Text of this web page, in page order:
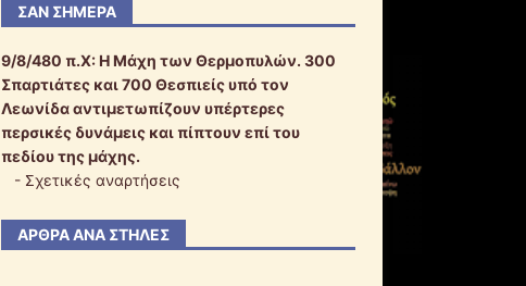
ΣΑΝ ΣΉΜΕΡΑ
9/8/480 π.Χ:Η Μάχη των Θερμοπυλών. 300
Σπαρτιάτες και 700 Θεσπιείς υπό τον
Λεωνίδα αντιμετωπίζουν υπέρτερες
περσικές δυνάμεις και πίπτουν επί του
πεδίου της μάχης.
- Σχετικές αναρτήσεις
ΆΡΘΡΑ ΑΝΆ ΣΤΉΛΕΣ